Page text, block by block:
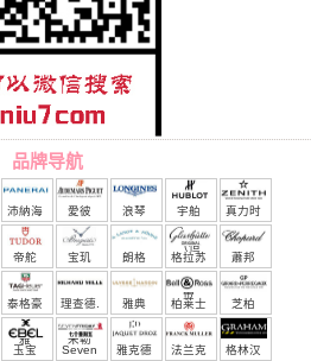
品牌导航
沛納海 愛彼 浪琴 宇舶
（恒
宝）
真力时
帝舵 宝玑 朗格 格拉苏
蒂
蕭邦
泰格豪
雅
理查德.
米勒
雅典 柏莱士 芝柏
玉宝 Seven 雅克德 法兰克 格林汉